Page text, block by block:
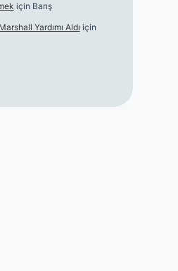
için Barış
Yardımı Aldı için